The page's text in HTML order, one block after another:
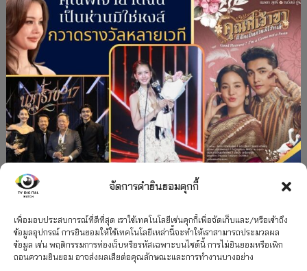
จัดการคำยินยอมคุกกี้
เพื่อมอบประสบการณ์ที่ดีที่สุด เราใช้เทคโนโลยีเช่นคุกกี้เพื่อจัดเก็บและ/หรือเข้าถึง
ข้อมูลอุปกรณ์ การยินยอมให้ใช้เทคโนโลยีเหล่านี้จะทำให้เราสามารถประมวลผล
ข้อมูล เช่น พฤติกรรมการท่องเว็บหรือรหัสเฉพาะบนไซต์นี้ การไม่ยินยอมหรือเพิก
ถอนความยินยอม อาจส่งผลเสียต่อคุณลักษณะและการทำงานบางอย่าง
”คุณพี่เจ้าขาดิฉันเป็นห่านมิใช่หงส์” กวาดรางวัล
เพียบ จาก 8 เวที